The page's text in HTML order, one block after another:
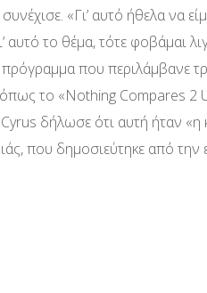
«Γι’ αυτό ήθελα να
αυτό το θέμα, τότε φοβάμαι
που περιλάμβανε
το «Nothing Compares 2
δήλωσε ότι αυτή ήταν «η
που δημοσιεύτηκε από την